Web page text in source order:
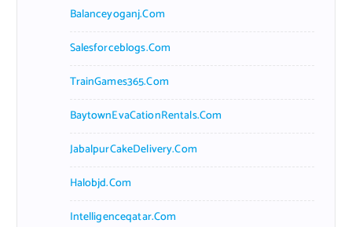
Balanceyoganj.com
Salesforceblogs.com
TrainGames365.com
BaytownEvaCationRentals.com
JabalpurCakeDelivery.com
Halobjd.com
Intelligenceqatar.com